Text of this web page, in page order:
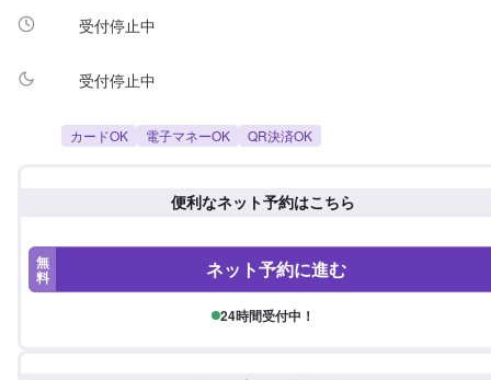
受付停止中
受付停止中
カードOK 電子マネーOK QR決済OK
便利なネット予約はこちら
無
料 ネット予約に進む
24時間受付中！